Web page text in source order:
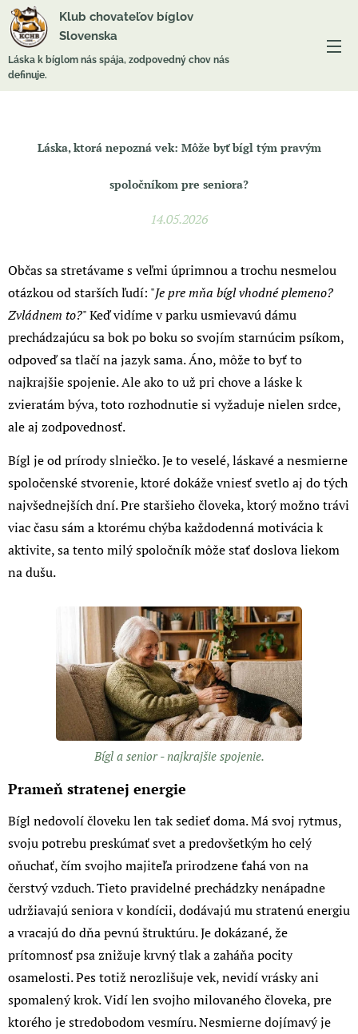
Klub chovateľov bíglov
Slovenska
Láska k bíglom nás spája, zodpovedný chov nás
definuje.
Láska, ktorá nepozná vek: Môže byť bígl tým pravým
spoločníkom pre seniora?
14.05.2026
Občas sa stretávame s veľmi úprimnou a trochu nesmelou
otázkou od starších ľudí: "Je pre mňa bígl vhodné plemeno?
Zvládnem to?" Keď vidíme v parku usmievavú dámu
prechádzajúcu sa bok po boku so svojím starnúcim psíkom,
odpoveď sa tlačí na jazyk sama. Áno, môže to byť to
najkrajšie spojenie. Ale ako to už pri chove a láske k
zvieratám býva, toto rozhodnutie si vyžaduje nielen srdce,
ale aj zodpovednosť.
Bígl je od prírody slniečko. Je to veselé, láskavé a nesmierne
spoločenské stvorenie, ktoré dokáže vniesť svetlo aj do tých
najvšednejších dní. Pre staršieho človeka, ktorý možno trávi
viac času sám a ktorému chýba každodenná motivácia k
aktivite, sa tento milý spoločník môže stať doslova liekom
na dušu.
Bígl a senior - najkrajšie spojenie.
Prameň stratenej energie
Bígl nedovolí človeku len tak sedieť doma. Má svoj rytmus,
svoju potrebu preskúmať svet a predovšetkým ho celý
oňuchať, čím svojho majiteľa prirodzene ťahá von na
čerstvý vzduch. Tieto pravidelné prechádzky nenápadne
udržiavajú seniora v kondícii, dodávajú mu stratenú energiu
a vracajú do dňa pevnú štruktúru. Je dokázané, že
prítomnosť psa znižuje krvný tlak a zaháňa pocity
osamelosti. Pes totiž nerozlišuje vek, nevidí vrásky ani
spomalený krok. Vidí len svojho milovaného človeka, pre
ktorého je stredobodom vesmíru. Nesmierne dojímavý je